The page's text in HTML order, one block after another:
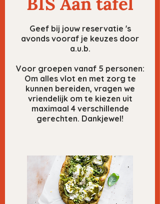
Geef bij jouw reservatie 's
avonds vooraf je keuzes door
a.u.b.
Voor groepen vanaf 5 personen:
Om alles vlot en met zorg te
kunnen bereiden, vragen we
vriendelijk om te kiezen uit
maximaal 4 verschillende
gerechten. Dankjewel!